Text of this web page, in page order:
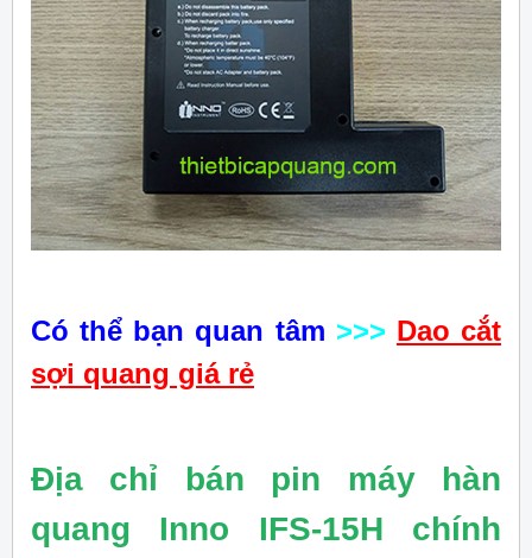
Có thể bạn quan tâm >>> Dao cắt
sợi quang giá rẻ
Địa chỉ bán pin máy hàn
quang Inno IFS-15H chính